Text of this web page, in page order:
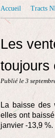
Accueil Tracts
Les
toujours
Publié le 3
La baisse des
elles ont
janvier -13,9